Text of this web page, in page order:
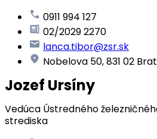
0911 994 127
02/2029 2270
lanca.tibor@zsr.sk
Nobelova 50, 831 02
Jozef Ursíny
Vedúca Ústredného
strediska